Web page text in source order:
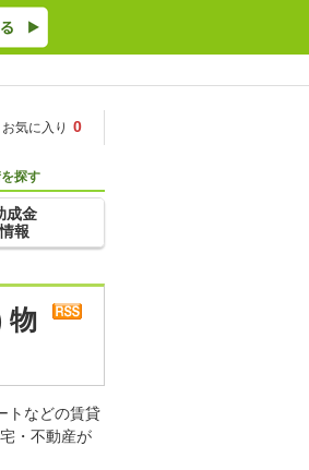
お気に入り 0
探す
成金
報
物
トなどの賃貸
・不動産が